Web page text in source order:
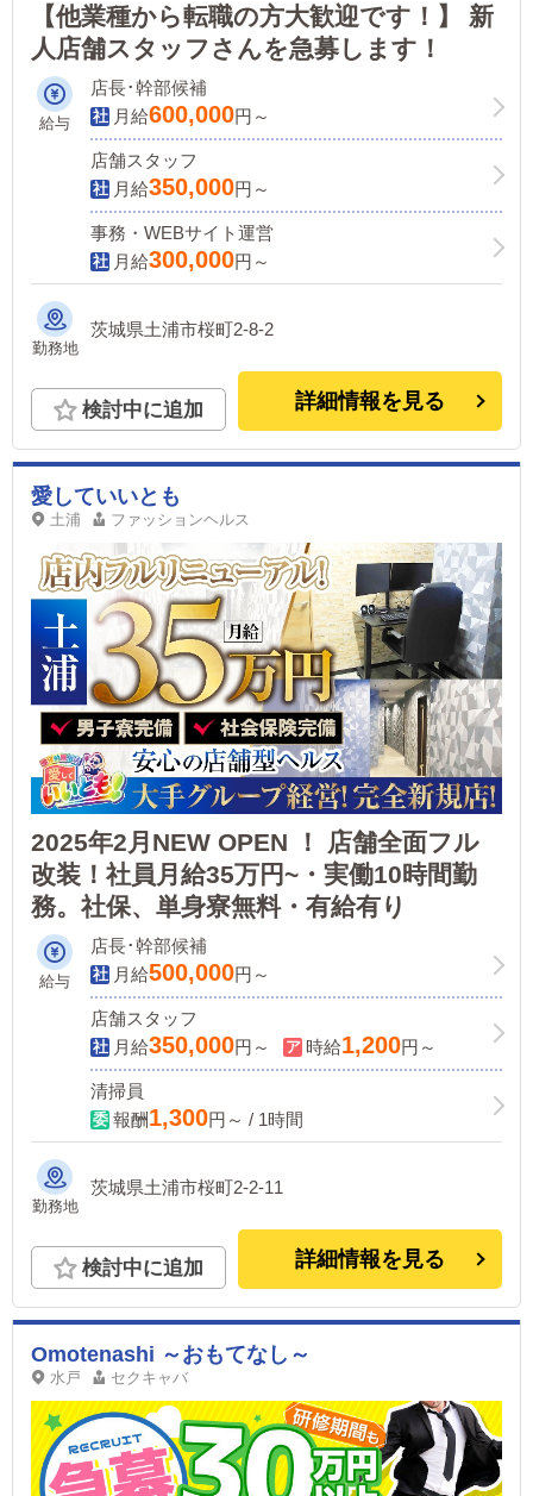
【他業種から転職の方大歓迎です！】 新
人店舗スタッフさんを急募します！
給与
店長･幹部候補
月給600,000円～
店舗スタッフ
月給350,000円～
事務・WEBサイト運営
月給300,000円～
勤務地
茨城県土浦市桜町2-8-2
検討中に追加 詳細情報を見る
愛していいとも
土浦 ファッションヘルス
2025年2月NEW OPEN ！ 店舗全面フル
改装！社員月給35万円~・実働10時間勤
務。社保、単身寮無料・有給有り
給与
店長･幹部候補
月給500,000円～
店舗スタッフ
月給350,000円～ 時給1,200円～
清掃員
報酬1,300円～ / 1時間
勤務地
茨城県土浦市桜町2-2-11
検討中に追加 詳細情報を見る
Omotenashi ～おもてなし～
水戸 セクキャバ